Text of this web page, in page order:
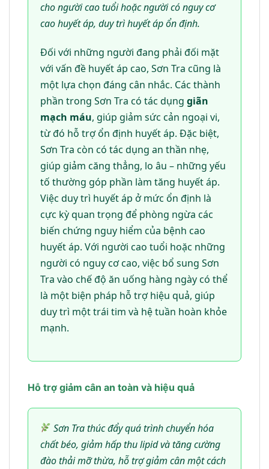
cho người cao tuổi hoặc người có nguy cơ
cao huyết áp, duy trì huyết áp ổn định.
Đối với những người đang phải đối mặt
với vấn đề huyết áp cao, Sơn Tra cũng là
một lựa chọn đáng cân nhắc. Các thành
phần trong Sơn Tra có tác dụng giãn
mạch máu, giúp giảm sức cản ngoại vi,
từ đó hỗ trợ ổn định huyết áp. Đặc biệt,
Sơn Tra còn có tác dụng an thần nhẹ,
giúp giảm căng thẳng, lo âu – những yếu
tố thường góp phần làm tăng huyết áp.
Việc duy trì huyết áp ở mức ổn định là
cực kỳ quan trọng để phòng ngừa các
biến chứng nguy hiểm của bệnh cao
huyết áp. Với người cao tuổi hoặc những
người có nguy cơ cao, việc bổ sung Sơn
Tra vào chế độ ăn uống hàng ngày có thể
là một biện pháp hỗ trợ hiệu quả, giúp
duy trì một trái tim và hệ tuần hoàn khỏe
mạnh.
Hỗ trợ giảm cân an toàn và hiệu quả
Sơn Tra thúc đẩy quá trình chuyển hóa
chất béo, giảm hấp thu lipid và tăng cường
đào thải mỡ thừa, hỗ trợ giảm cân một cách